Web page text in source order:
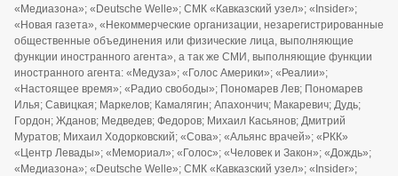
«Медиазона»; «Deutsche Welle»; СМК «Кавказский узел»; «Insider»;
«Новая газета», «Некоммерческие организации, незарегистрированные
общественные объединения или физические лица, выполняющие
функции иностранного агента», а так же СМИ, выполняющие функции
иностранного агента: «Медуза»; «Голос Америки»; «Реалии»;
«Настоящее время»; «Радио свободы»; Пономарев Лев; Пономарев
Илья; Савицкая; Маркелов; Камалягин; Апахончич; Макаревич; Дудь;
Гордон; Жданов; Медведев; Федоров; Михаил Касьянов; Дмитрий
Муратов; Михаил Ходорковский; «Сова»; «Альянс врачей»; «РКК»
«Центр Левады»; «Мемориал»; «Голос»; «Человек и Закон»; «Дождь»;
«Медиазона»; «Deutsche Welle»; СМК «Кавказский узел»; «Insider»;